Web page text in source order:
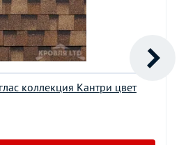
коллекция Кантри цвет